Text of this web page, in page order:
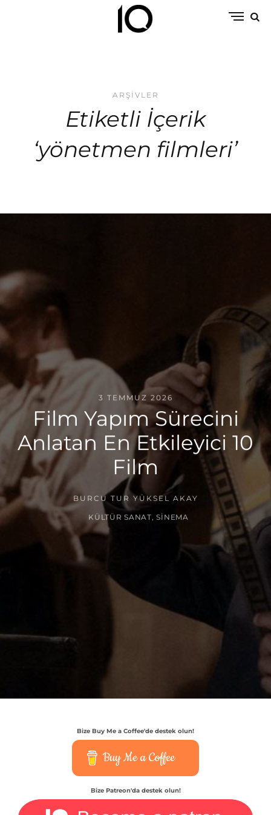
ARŞIVLER
Etiketli İçerik
‘yönetmen filmleri’
3 TEMMUZ 2026
Film Yapım Sürecini
Anlatan En Etkileyici 10
Film
BURCU TUR YÜKSEL AKAY
KÜLTÜR SANAT ,SINEMA
Bize Buy Me a Coffee'de destek olun!
Buy Me a Coffee
Bize Patreon'da destek olun!